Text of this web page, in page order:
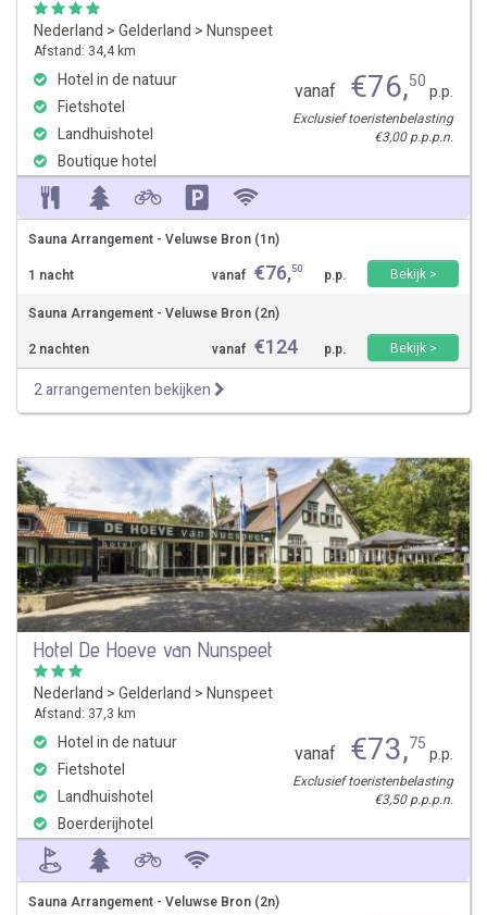
Nederland >Gelderland >Nunspeet
Afstand: 34,4 km
Hotel in de natuur
Fietshotel
Landhuishotel
Boutique hotel
vanaf €76,50p.p.
Exclusief toeristenbelasting
€3,00 p.p.p.n.
Sauna Arrangement - Veluwse Bron (1n)
1 nacht
vanaf €76,50 p.p.
Bekijk >
Sauna Arrangement - Veluwse Bron (2n)
2 nachten
vanaf €124 p.p. Bekijk >
2 arrangementen bekijken
Hotel De Hoeve van Nunspeet
Nederland >Gelderland >Nunspeet
Afstand: 37,3 km
Hotel in de natuur
Fietshotel
Landhuishotel
Boerderijhotel
vanaf €73,75p.p.
Exclusief toeristenbelasting
€3,50 p.p.p.n.
Sauna Arrangement - Veluwse Bron (2n)